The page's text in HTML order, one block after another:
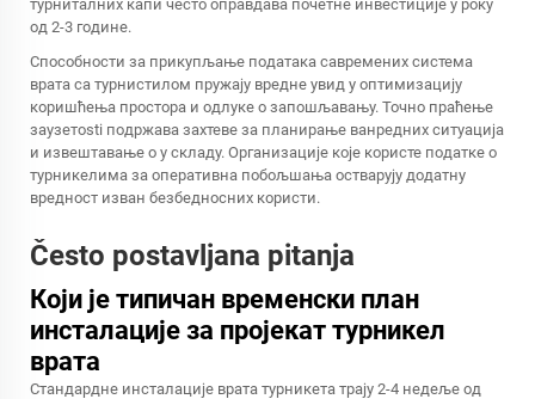
турниталних капи често оправдава почетне инвестиције у року
од 2-3 године.
Способности за прикупљање података савремених система
врата са турнистилом пружају вредне увид у оптимизацију
коришћења простора и одлуке о запошљавању. Точно праћење
заузетosti подржава захтеве за планирање ванредних ситуација
и извештавање о у складу. Организације које користе податке о
турникелима за оперативна побољшања остварују додатну
вредност изван безбедносних користи.
Često postavljana pitanja
Који је типичан временски план
инсталације за пројекат турникел
врата
Стандардне инсталације врата турникета трају 2-4 недеље од